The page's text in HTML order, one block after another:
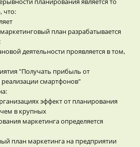
что:
план разрабатывается
деятельности проявляется в том,
"Получать прибыль от
реализации смартфонов"
эффект от планирования
в крупных
маркетинга определяется
план маркетинга на предприятии